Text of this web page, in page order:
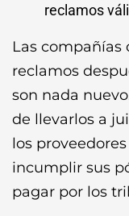
reclamos
Las compañías
reclamos
son nada
de llevarlos a
los
incumplir sus
pagar por los